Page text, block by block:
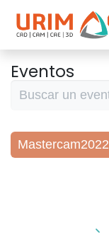
Eventos
Mastercam2022